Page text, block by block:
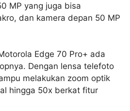
MP yang juga bisa
dan kamera depan 50 MP
Edge 70 Pro+ ada
Dengan lensa telefoto
melakukan zoom optik
hingga 50x berkat fitur